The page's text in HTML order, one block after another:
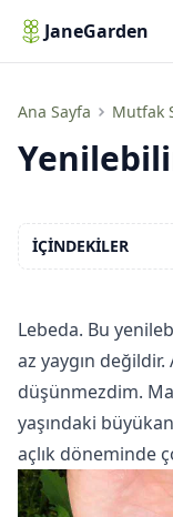
JaneGarden
Ana Sayfa Mutfak
Yenilebilir otlar. Lebeda
Lebeda. Bu
az yaygın
düşünmezdim.
yaşındaki
açlık döneminde
İÇINDEKILER